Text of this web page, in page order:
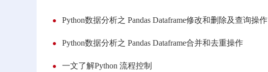
Python数据分析之 Pandas Dataframe修改和删除及查询操作
Python数据分析之 Pandas Dataframe合并和去重操作
一文了解Python 流程控制